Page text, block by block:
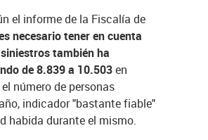
el informe de la Fiscalía de
necesario tener en cuenta
también ha
de 8.839 a 10.503en
número de personas
indicador "bastante fiable"
habida durante el mismo.